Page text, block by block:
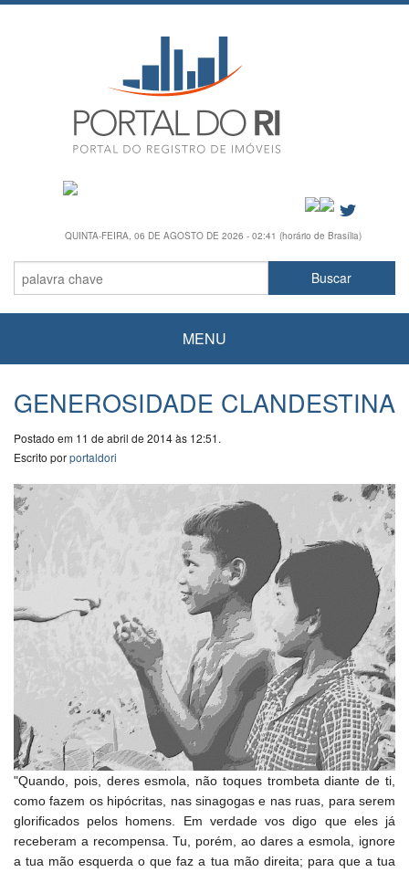
QUINTA-FEIRA, 06 DE AGOSTO DE 2026 - 02:41 (horário de Brasília)
MENU
GENEROSIDADE CLANDESTINA
Postado em 11 de abril de 2014 às 12:51.
Escrito porportaldori
"Quando, pois, deres esmola, não toques trombeta diante de ti,
como fazem os hipócritas, nas sinagogas e nas ruas, para serem
glorificados pelos homens. Em verdade vos digo que eles já
receberam a recompensa. Tu, porém, ao dares a esmola, ignore
a tua mão esquerda o que faz a tua mão direita; para que a tua